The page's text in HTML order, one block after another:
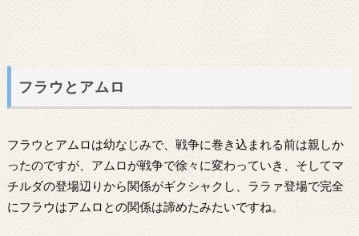
フラウとアムロ
フラウとアムロは幼なじみで、戦争に巻き込まれる前は親しか
ったのですが、アムロが戦争で徐々に変わっていき、そしてマ
チルダの登場辺りから関係がギクシャクし、ララァ登場で完全
にフラウはアムロとの関係は諦めたみたいですね。